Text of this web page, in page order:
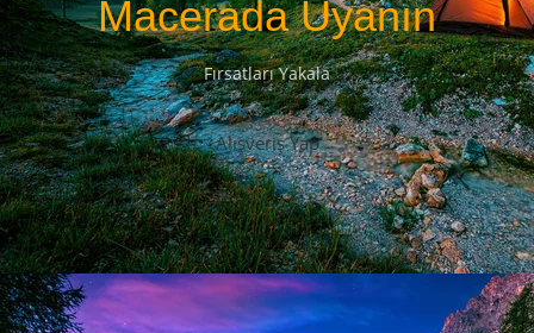
Macerada Uyanın
Fırsatları Yakala
Alışveriş Yap